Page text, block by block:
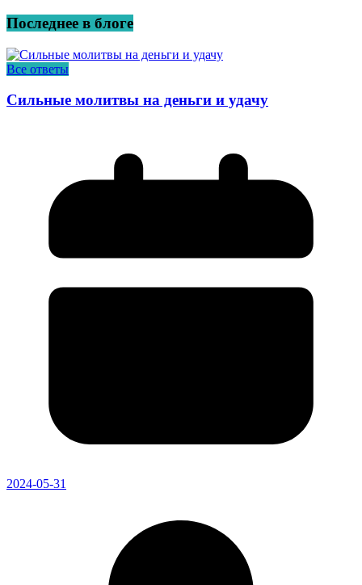
Последнее в блоге
Все ответы
Сильные молитвы на деньги и удачу
2024-05-31